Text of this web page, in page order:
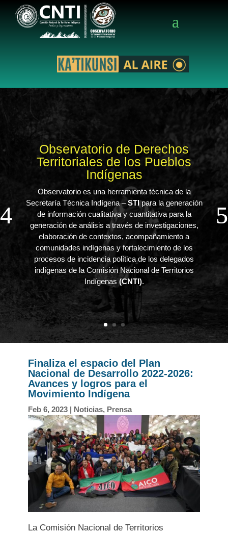
Observatorio de Derechos
Territoriales de los Pueblos
Indígenas
Observatorio es una herramienta técnica de la
Secretaría Técnica Indígena –STIpara la generación
de información cualitativa y cuantitativa para la
generación de análisis a través de investigaciones,
elaboración de contextos, acompañamiento a
comunidades indígenas y fortalecimiento de los
procesos de incidencia política de los delegados
indígenas de la Comisión Nacional de Territorios
Indígenas(CNTI).
Finaliza el espacio del Plan
Nacional de Desarrollo 2022-2026:
Avances y logros para el
Movimiento Indígena
Feb 6, 2023| Noticias, Prensa
La Comisión Nacional de Territorios